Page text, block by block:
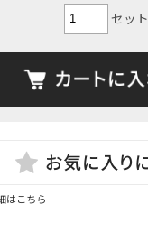
セット
はこちら